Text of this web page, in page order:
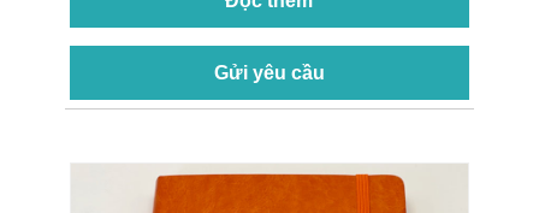
Gửi yêu cầu